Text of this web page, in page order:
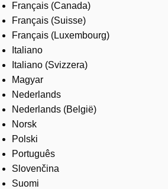
Français (Canada)
Français (Suisse)
Français (Luxembourg)
Italiano
Italiano (Svizzera)
Magyar
Nederlands
Nederlands (België)
Norsk
Polski
Português
Slovenčina
Suomi